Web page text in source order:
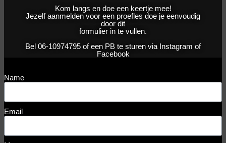
Kom langs en doe een keertje mee!
Jezelf aanmelden voor een proefles doe je eenvoudig
door dit
formulier in te vullen.
Bel 06-10974795 of een PB te sturen via Instagram of
Facebook
Name
Email